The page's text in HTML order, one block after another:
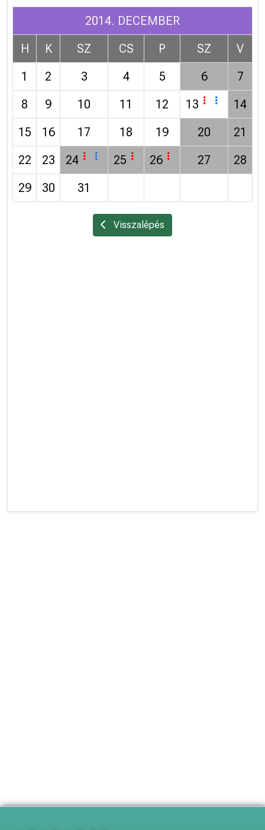
2014. DECEMBER
H
K SZ CS P SZ
V
1
2 3 4 5 6
7
8
9 10 11 12 13
14
15
16 17 18 19 20
21
22
23 24 25 26 27
28
29
30 31
Visszalépés